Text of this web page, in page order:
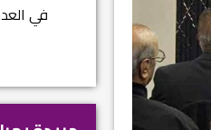
في العدد (659) من بهرا : انقضى عام النصر… م...